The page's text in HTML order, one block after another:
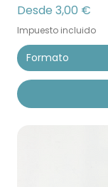
Desde 3,00 €
Precio de oferta
Impuesto incluido